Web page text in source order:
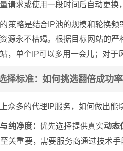
请求或使用一段时间后自动更换
策略是结合IP池的规模和轮换频
源永不枯竭。根据目标网站的
，单个IP可以多用一会儿；对于
择标准：如何挑选翻倍成功率
众多的代理IP服务，如何做出能
纯净度：优先选择提供真实动态
关重要，需要服务商通过技术